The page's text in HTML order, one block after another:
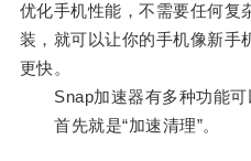
优化手机性能，不需要任何复
装，就可以让你的手机像新手
更快。
Snap加速器有多种功能可
首先就是“加速清理”。